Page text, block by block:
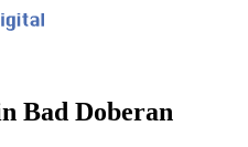
Bad Doberan